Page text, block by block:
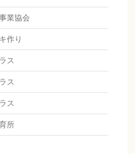
業協会
作り
ス
ス
ス
所